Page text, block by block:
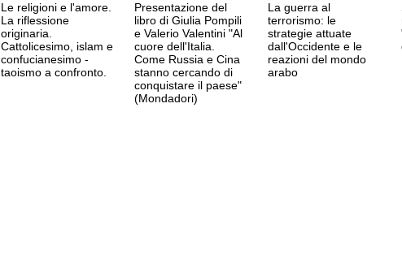
analista
21:34
Intervento
ricercatore
analista
Le religioni e l'amore.
La riflessione
originaria.
Cattolicesimo, islam e
confucianesimo -
taoismo a confronto.
Presentazione del
libro di Giulia Pompili
e Valerio Valentini "Al
cuore dell'Italia.
Come Russia e Cina
stanno cercando di
conquistare il paese"
(Mondadori)
La guerra al
terrorismo: le
strategie attuate
dall'Occidente e le
reazioni del mondo
arabo